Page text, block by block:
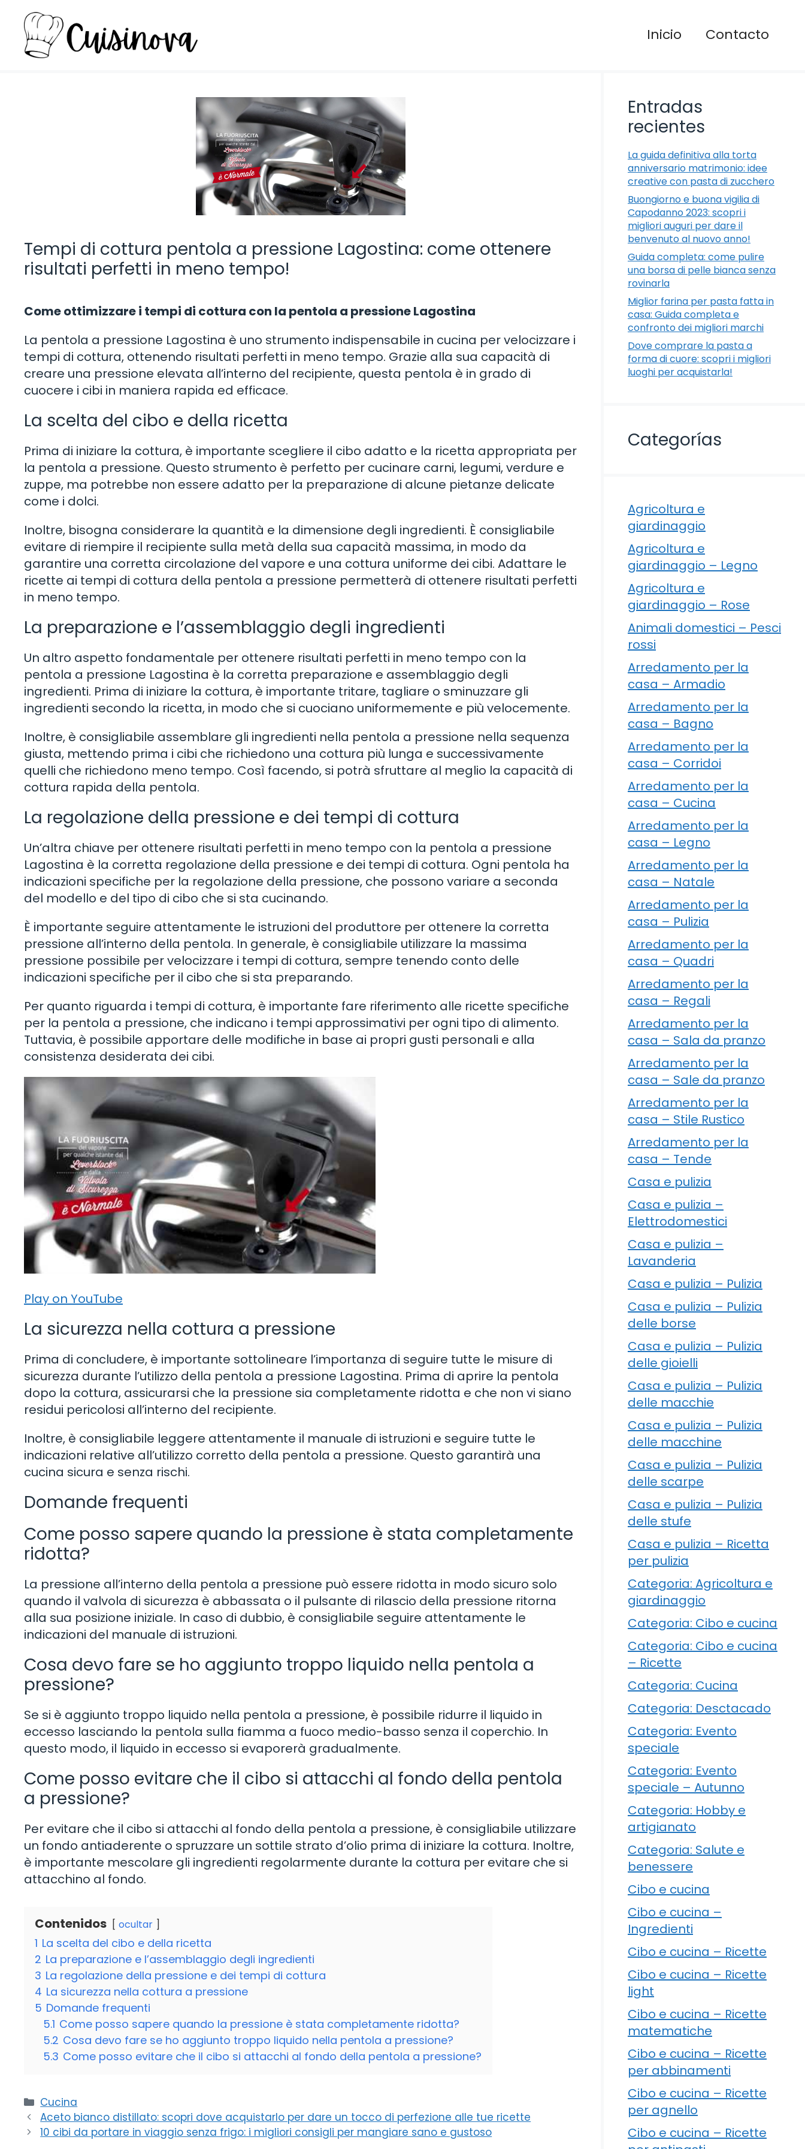
contenuto
Inicio Contacto
Tempi di cottura pentola a pressione Lagostina: come ottenere
risultati perfetti in meno tempo!
Come ottimizzare i tempi di cottura con la pentola a pressione Lagostina
La pentola a pressione Lagostina è uno strumento indispensabile in cucina per velocizzare i
tempi di cottura, ottenendo risultati perfetti in meno tempo. Grazie alla sua capacità di
creare una pressione elevata all’interno del recipiente, questa pentola è in grado di
cuocere i cibi in maniera rapida ed efficace.
La scelta del cibo e della ricetta
Prima di iniziare la cottura, è importante scegliere il cibo adatto e la ricetta appropriata per
la pentola a pressione. Questo strumento è perfetto per cucinare carni, legumi, verdure e
zuppe, ma potrebbe non essere adatto per la preparazione di alcune pietanze delicate
come i dolci.
Inoltre, bisogna considerare la quantità e la dimensione degli ingredienti. È consigliabile
evitare di riempire il recipiente sulla metà della sua capacità massima, in modo da
garantire una corretta circolazione del vapore e una cottura uniforme dei cibi. Adattare le
ricette ai tempi di cottura della pentola a pressione permetterà di ottenere risultati perfetti
in meno tempo.
La preparazione e l’assemblaggio degli ingredienti
Un altro aspetto fondamentale per ottenere risultati perfetti in meno tempo con la
pentola a pressione Lagostina è la corretta preparazione e assemblaggio degli
ingredienti. Prima di iniziare la cottura, è importante tritare, tagliare o sminuzzare gli
ingredienti secondo la ricetta, in modo che si cuociano uniformemente e più velocemente.
Inoltre, è consigliabile assemblare gli ingredienti nella pentola a pressione nella sequenza
giusta, mettendo prima i cibi che richiedono una cottura più lunga e successivamente
quelli che richiedono meno tempo. Così facendo, si potrà sfruttare al meglio la capacità di
cottura rapida della pentola.
La regolazione della pressione e dei tempi di cottura
Un’altra chiave per ottenere risultati perfetti in meno tempo con la pentola a pressione
Lagostina è la corretta regolazione della pressione e dei tempi di cottura. Ogni pentola ha
indicazioni specifiche per la regolazione della pressione, che possono variare a seconda
del modello e del tipo di cibo che si sta cucinando.
È importante seguire attentamente le istruzioni del produttore per ottenere la corretta
pressione all’interno della pentola. In generale, è consigliabile utilizzare la massima
pressione possibile per velocizzare i tempi di cottura, sempre tenendo conto delle
indicazioni specifiche per il cibo che si sta preparando.
Per quanto riguarda i tempi di cottura, è importante fare riferimento alle ricette specifiche
per la pentola a pressione, che indicano i tempi approssimativi per ogni tipo di alimento.
Tuttavia, è possibile apportare delle modifiche in base ai propri gusti personali e alla
consistenza desiderata dei cibi.
Play on YouTube
La sicurezza nella cottura a pressione
Prima di concludere, è importante sottolineare l’importanza di seguire tutte le misure di
sicurezza durante l’utilizzo della pentola a pressione Lagostina. Prima di aprire la pentola
dopo la cottura, assicurarsi che la pressione sia completamente ridotta e che non vi siano
residui pericolosi all’interno del recipiente.
Inoltre, è consigliabile leggere attentamente il manuale di istruzioni e seguire tutte le
indicazioni relative all’utilizzo corretto della pentola a pressione. Questo garantirà una
cucina sicura e senza rischi.
Domande frequenti
Come posso sapere quando la pressione è stata completamente
ridotta?
La pressione all’interno della pentola a pressione può essere ridotta in modo sicuro solo
quando il valvola di sicurezza è abbassata o il pulsante di rilascio della pressione ritorna
alla sua posizione iniziale. In caso di dubbio, è consigliabile seguire attentamente le
indicazioni del manuale di istruzioni.
Cosa devo fare se ho aggiunto troppo liquido nella pentola a
pressione?
Se si è aggiunto troppo liquido nella pentola a pressione, è possibile ridurre il liquido in
eccesso lasciando la pentola sulla fiamma a fuoco medio-basso senza il coperchio. In
questo modo, il liquido in eccesso si evaporerà gradualmente.
Come posso evitare che il cibo si attacchi al fondo della pentola
a pressione?
Per evitare che il cibo si attacchi al fondo della pentola a pressione, è consigliabile utilizzare
un fondo antiaderente o spruzzare un sottile strato d’olio prima di iniziare la cottura. Inoltre,
è importante mescolare gli ingredienti regolarmente durante la cottura per evitare che si
attacchino al fondo.
Contenidos ocultar
1 La scelta del cibo e della ricetta
2 La preparazione e l’assemblaggio degli ingredienti
3 La regolazione della pressione e dei tempi di cottura
4 La sicurezza nella cottura a pressione
5 Domande frequenti
5.1 Come posso sapere quando la pressione è stata completamente ridotta?
5.2 Cosa devo fare se ho aggiunto troppo liquido nella pentola a pressione?
5.3 Come posso evitare che il cibo si attacchi al fondo della pentola a pressione?
Categorie
Cucina
Aceto bianco distillato: scopri dove acquistarlo per dare un tocco di perfezione alle tue ricette
10 cibi da portare in viaggio senza frigo: i migliori consigli per mangiare sano e gustoso
Entradas
recientes
La guida definitiva alla torta
anniversario matrimonio: idee
creative con pasta di zucchero
Buongiorno e buona vigilia di
Capodanno 2023: scopri i
migliori auguri per dare il
benvenuto al nuovo anno!
Guida completa: come pulire
una borsa di pelle bianca senza
rovinarla
Miglior farina per pasta fatta in
casa: Guida completa e
confronto dei migliori marchi
Dove comprare la pasta a
forma di cuore: scopri i migliori
luoghi per acquistarla!
Categorías
Agricoltura e
giardinaggio
Agricoltura e
giardinaggio – Legno
Agricoltura e
giardinaggio – Rose
Animali domestici – Pesci
rossi
Arredamento per la
casa – Armadio
Arredamento per la
casa – Bagno
Arredamento per la
casa – Corridoi
Arredamento per la
casa – Cucina
Arredamento per la
casa – Legno
Arredamento per la
casa – Natale
Arredamento per la
casa – Pulizia
Arredamento per la
casa – Quadri
Arredamento per la
casa – Regali
Arredamento per la
casa – Sala da pranzo
Arredamento per la
casa – Sale da pranzo
Arredamento per la
casa – Stile Rustico
Arredamento per la
casa – Tende
Casa e pulizia
Casa e pulizia –
Elettrodomestici
Casa e pulizia –
Lavanderia
Casa e pulizia – Pulizia
Casa e pulizia – Pulizia
delle borse
Casa e pulizia – Pulizia
delle gioielli
Casa e pulizia – Pulizia
delle macchie
Casa e pulizia – Pulizia
delle macchine
Casa e pulizia – Pulizia
delle scarpe
Casa e pulizia – Pulizia
delle stufe
Casa e pulizia – Ricetta
per pulizia
Categoria: Agricoltura e
giardinaggio
Categoria: Cibo e cucina
Categoria: Cibo e cucina
– Ricette
Categoria: Cucina
Categoria: Desctacado
Categoria: Evento
speciale
Categoria: Evento
speciale – Autunno
Categoria: Hobby e
artigianato
Categoria: Salute e
benessere
Cibo e cucina
Cibo e cucina –
Ingredienti
Cibo e cucina – Ricette
Cibo e cucina – Ricette
light
Cibo e cucina – Ricette
matematiche
Cibo e cucina – Ricette
per abbinamenti
Cibo e cucina – Ricette
per agnello
Cibo e cucina – Ricette